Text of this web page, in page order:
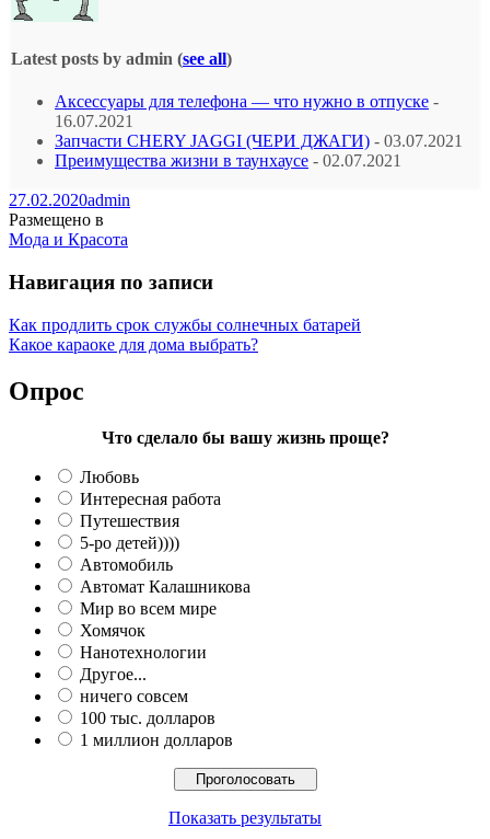
Latest posts by admin (see all)
Аксессуары для телефона — что нужно в отпуске -
16.07.2021
Запчасти CHERY JAGGI (ЧЕРИ ДЖАГИ) - 03.07.2021
Преимущества жизни в таунхаусе - 02.07.2021
27.02.2020admin
Размещено в
Мода и Красота
Навигация по записи
Как продлить срок службы солнечных батарей
Какое караоке для дома выбрать?
Опрос
Что сделало бы вашу жизнь проще?
Любовь
Интересная работа
Путешествия
5-ро детей))))
Автомобиль
Автомат Калашникова
Мир во всем мире
Хомячок
Нанотехнологии
Другое...
ничего совсем
100 тыс. долларов
1 миллион долларов
Показать результаты